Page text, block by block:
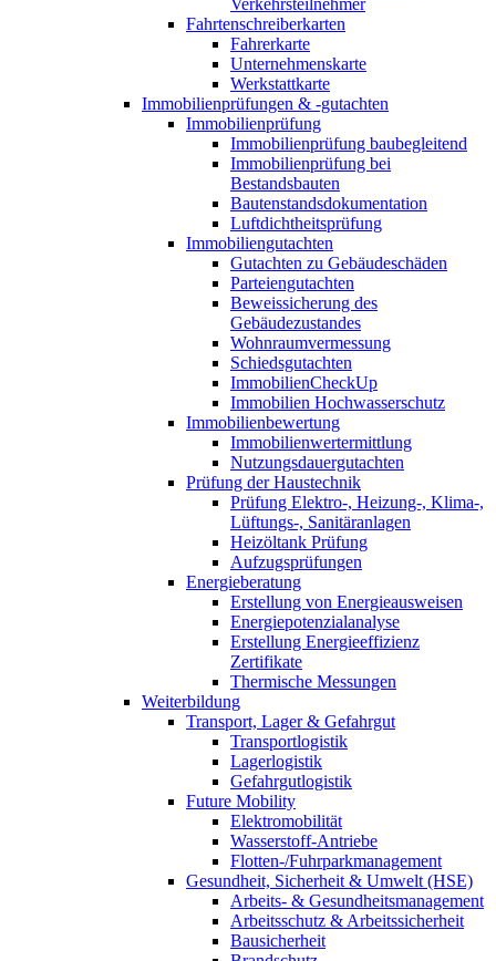
Fahrtenschreiberkarten
Fahrerkarte
Unternehmenskarte
Werkstattkarte
Immobilienprüfungen & -gutachten
Immobilienprüfung
Immobilienprüfung baubegleitend
Immobilienprüfung bei
Bestandsbauten
Bautenstandsdokumentation
Luftdichtheitsprüfung
Immobiliengutachten
Gutachten zu Gebäudeschäden
Parteiengutachten
Beweissicherung des
Gebäudezustandes
Wohnraumvermessung
Schiedsgutachten
ImmobilienCheckUp
Immobilien Hochwasserschutz
Immobilienbewertung
Immobilienwertermittlung
Nutzungsdauergutachten
Prüfung der Haustechnik
Prüfung Elektro-, Heizung-, Klima-,
Lüftungs-, Sanitäranlagen
Heizöltank Prüfung
Aufzugsprüfungen
Energieberatung
Erstellung von Energieausweisen
Energiepotenzialanalyse
Erstellung Energieeffizienz
Zertifikate
Thermische Messungen
Weiterbildung
Transport, Lager & Gefahrgut
Transportlogistik
Lagerlogistik
Gefahrgutlogistik
Future Mobility
Elektromobilität
Wasserstoff-Antriebe
Flotten-/Fuhrparkmanagement
Gesundheit, Sicherheit & Umwelt (HSE)
Arbeits- & Gesundheitsmanagement
Arbeitsschutz & Arbeitssicherheit
Bausicherheit